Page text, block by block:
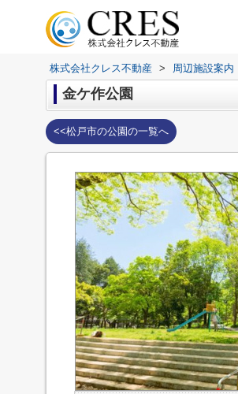
株式会社クレス不動産 > 周辺施設案内
金ケ作公園
<<松戸市の公園の一覧へ